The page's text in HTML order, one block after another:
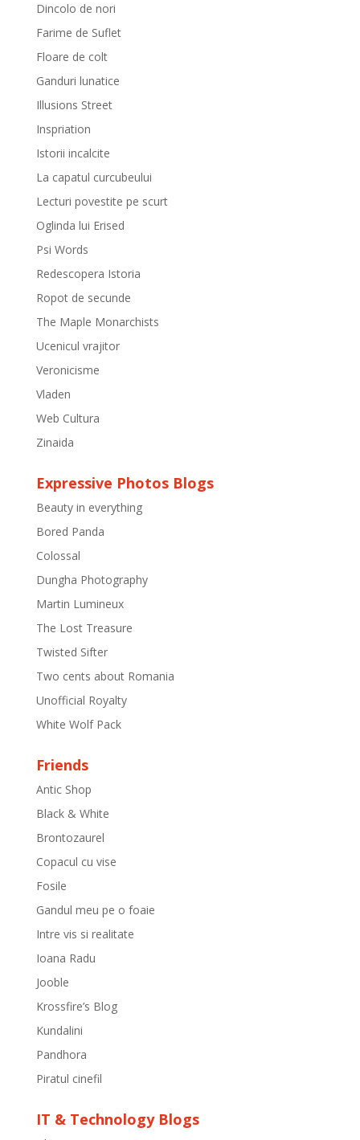
Dincolo de nori
Farime de Suflet
Floare de colt
Ganduri lunatice
Illusions Street
Inspriation
Istorii incalcite
La capatul curcubeului
Lecturi povestite pe scurt
Oglinda lui Erised
Psi Words
Redescopera Istoria
Ropot de secunde
The Maple Monarchists
Ucenicul vrajitor
Veronicisme
Vladen
Web Cultura
Zinaida
Expressive Photos Blogs
Beauty in everything
Bored Panda
Colossal
Dungha Photography
Martin Lumineux
The Lost Treasure
Twisted Sifter
Two cents about Romania
Unofficial Royalty
White Wolf Pack
Friends
Antic Shop
Black & White
Brontozaurel
Copacul cu vise
Fosile
Gandul meu pe o foaie
Intre vis si realitate
Ioana Radu
Jooble
Krossfire’s Blog
Kundalini
Pandhora
Piratul cinefil
IT & Technology Blogs